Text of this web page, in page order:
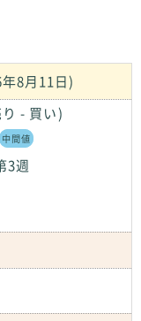
8月11日)
- 買い)
中間値
3週